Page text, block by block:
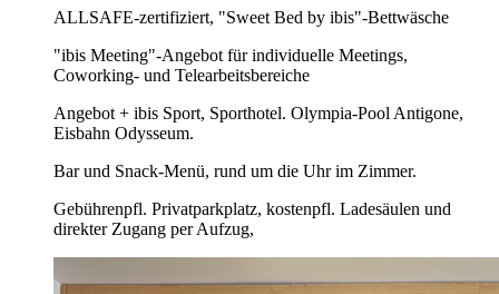
ALLSAFE-zertifiziert, "Sweet Bed by ibis"-Bettwäsche
"ibis Meeting"-Angebot für individuelle Meetings,
Coworking- und Telearbeitsbereiche
Angebot + ibis Sport, Sporthotel. Olympia-Pool Antigone,
Eisbahn Odysseum.
Bar und Snack-Menü, rund um die Uhr im Zimmer.
Gebührenpfl. Privatparkplatz, kostenpfl. Ladesäulen und
direkter Zugang per Aufzug,